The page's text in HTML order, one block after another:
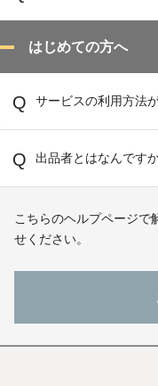
はじめての方へ
サービスの利用方法
出品者とはなんです
こちらのヘルプページで
せください。